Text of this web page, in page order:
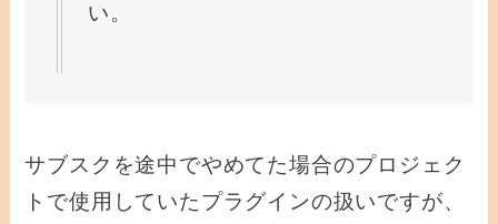
い。
サブスクを途中でやめてた場合のプロジェク
トで使用していたプラグインの扱いですが、